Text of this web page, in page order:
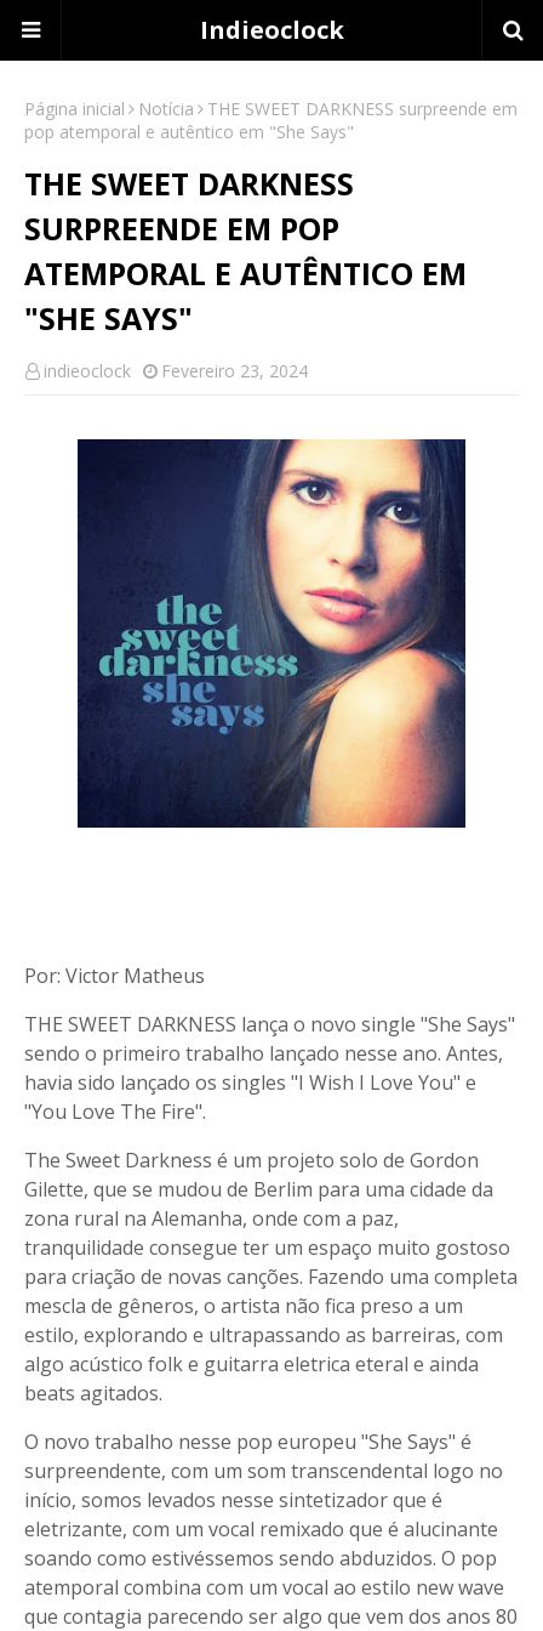
Indieoclock
Página inicial Notícia
THE SWEET DARKNESS surpreende em
pop atemporal e autêntico em "She Says"
THE SWEET DARKNESS
SURPREENDE EM POP
ATEMPORAL E AUTÊNTICO EM
"SHE SAYS"
indieoclock Fevereiro 23, 2024
Por: Victor Matheus
THE SWEET DARKNESS lança o novo single "She Says"
sendo o primeiro trabalho lançado nesse ano. Antes,
havia sido lançado os singles "I Wish I Love You" e
"You Love The Fire".
The Sweet Darkness é um projeto solo de Gordon
Gilette, que se mudou de Berlim para uma cidade da
zona rural na Alemanha, onde com a paz,
tranquilidade consegue ter um espaço muito gostoso
para criação de novas canções. Fazendo uma completa
mescla de gêneros, o artista não fica preso a um
estilo, explorando e ultrapassando as barreiras, com
algo acústico folk e guitarra eletrica eteral e ainda
beats agitados.
O novo trabalho nesse pop europeu "She Says" é
surpreendente, com um som transcendental logo no
início, somos levados nesse sintetizador que é
eletrizante, com um vocal remixado que é alucinante
soando como estivéssemos sendo abduzidos. O pop
atemporal combina com um vocal ao estilo new wave
que contagia parecendo ser algo que vem dos anos 80